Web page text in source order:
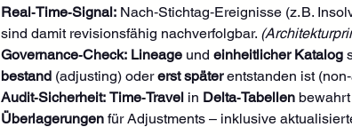
Real‑Time‑Signal: Nach‑Stichtag‑Ereignisse (z. B.
sind damit revisionsfähig nachverfolgbar.
Governance‑Check: Lineage und einheitlicher Katalog
bestand (adjusting) oder erst später entstanden ist
Audit‑Sicherheit: Time‑Travel in Delta‑Tabellen
Überlagerungen für Adjustments – inklusive